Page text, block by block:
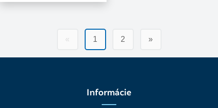
« 1 2 »
Informácie